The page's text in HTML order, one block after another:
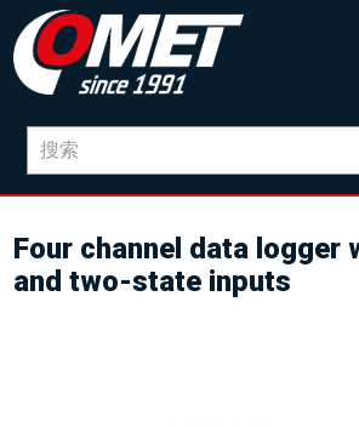
Four channel data logger
and two-state inputs